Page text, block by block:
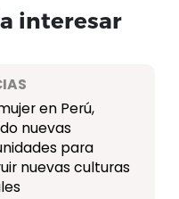
interesar
en Perú,
nuevas
para
nuevas culturas